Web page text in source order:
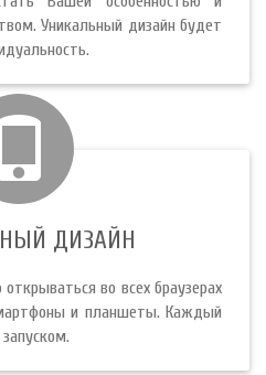
Уникальный дизайн будет
ДИЗАЙН
во всех браузерах
и планшеты. Каждый